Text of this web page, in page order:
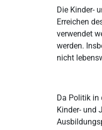
Die Kinder-
Erreichen
verwendet
werden.
nicht
Da Politik in
Kinder- und